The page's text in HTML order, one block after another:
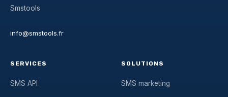
Smstools
info@smstools.fr
SERVICES
SMS API
SOLUTIONS
SMS marketing